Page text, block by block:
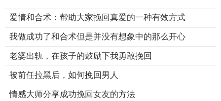
爱情和合术：帮助大家挽回真爱的一种有效方式
我做成功了和合术但是并没有想象中的那么开心
老婆出轨，在孩子的鼓励下我勇敢挽回
被前任拉黑后，如何挽回男人
情感大师分享成功挽回女友的方法